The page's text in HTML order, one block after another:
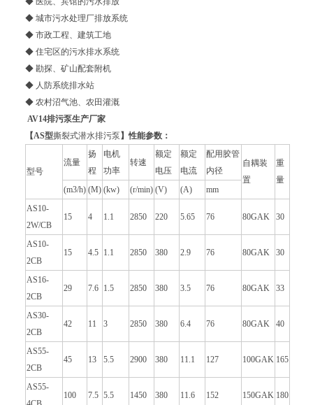
◆ 城市污水处理厂排放系统
◆ 市政工程、建筑工地
◆ 住宅区的污水排水系统
◆ 勘探、矿山配套附机
◆ 人防系统排水站
◆ 农村沼气池、农田灌溉
AV14排污泵生产厂家
【AS型撕裂式潜水排污泵】性能参数：
型号
流量
扬
程
电机
功率
转速
额定
电压
额定
电流
配用胶管
内径
自耦装
置
重
量
(m3/h) (M) (kw) (r/min) (V) (A)
mm
AS10-
2W/CB
15 4 1.1 2850 220 5.65 76 80GAK 30
AS10-
2CB
15 4.5 1.1 2850 380 2.9 76 80GAK 30
AS16-
2CB
29 7.6 1.5 2850 380 3.5 76 80GAK 33
AS30-
2CB
42 11 3 2850 380 6.4 76 80GAK 40
AS55-
2CB
45 13 5.5 2900 380 11.1 127 100GAK 165
AS55-
100 7.5 5.5 1450 380 11.6 152 150GAK 180